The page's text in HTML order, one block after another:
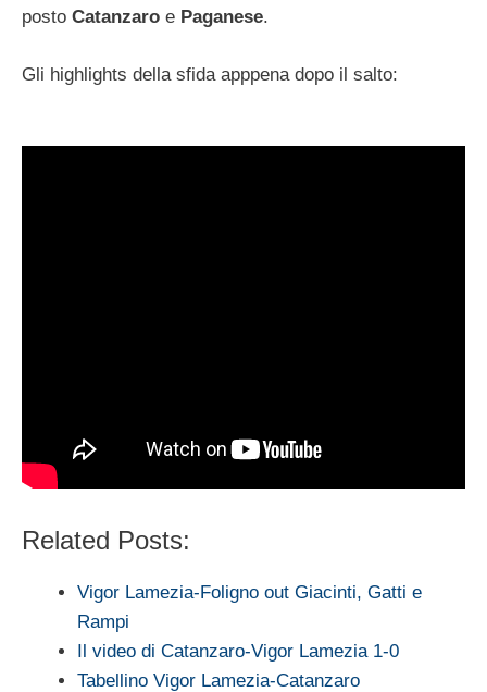
posto Catanzaro e Paganese.
Gli highlights della sfida apppena dopo il salto:
Related Posts:
Vigor Lamezia-Foligno out Giacinti, Gatti e
Rampi
Il video di Catanzaro-Vigor Lamezia 1-0
Tabellino Vigor Lamezia-Catanzaro